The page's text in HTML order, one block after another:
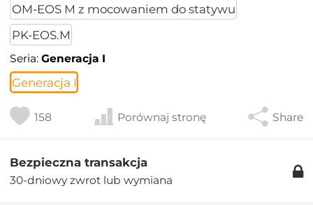
OM-EOS M z mocowaniem do statywu
PK-EOS.M
Seria:Generacja I
Generacja I
158 Porównaj stronę Share
Bezpieczna transakcja
30-dniowy zwrot lub wymiana